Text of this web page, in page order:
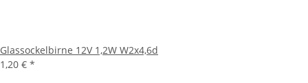
Glassockelbirne 12V 1,2W W2x4,6d
1,20 € *